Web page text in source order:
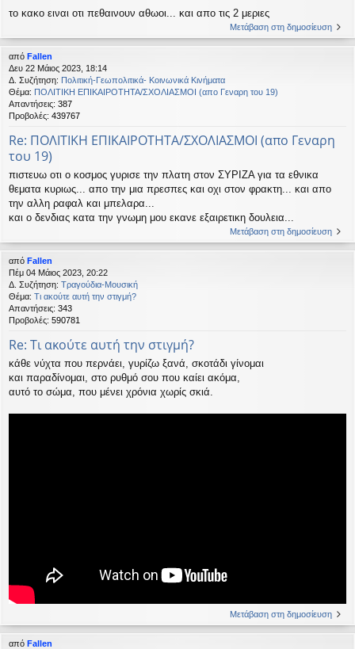
το κακο ειναι οτι πεθαινουν αθωοι... και απο τις 2 μεριες
Μετάβαση στη δημοσίευση
από Fallen
Δευ 22 Μάιος 2023, 18:14
Δ. Συζήτηση: Πολιτική-Γεωπολιτικά- Κοινωνικά Κινήματα
Θέμα: ΠΟΛΙΤΙΚΗ ΕΠΙΚΑΙΡΟΤΗΤΑ/ΣΧΟΛΙΑΣΜΟΙ (απο Γεναρη του 19)
Απαντήσεις: 387
Προβολές: 439767
Re: ΠΟΛΙΤΙΚΗ ΕΠΙΚΑΙΡΟΤΗΤΑ/ΣΧΟΛΙΑΣΜΟΙ (απο Γεναρη
του 19)
πιστευω οτι ο κοσμος γυρισε την πλατη στον ΣΥΡΙΖΑ για τα εθνικα
θεματα κυριως... απο την μια πρεσπες και οχι στον φρακτη... και απο
την αλλη ραφαλ και μπελαρα...
και ο δενδιας κατα την γνωμη μου εκανε εξαιρετικη δουλεια...
Μετάβαση στη δημοσίευση
από Fallen
Πέμ 04 Μάιος 2023, 20:22
Δ. Συζήτηση: Τραγούδια-Μουσική
Θέμα: Τι ακούτε αυτή την στιγμή?
Απαντήσεις: 343
Προβολές: 590781
Re: Τι ακούτε αυτή την στιγμή?
κάθε νύχτα που περνάει, γυρίζω ξανά, σκοτάδι γίνομαι
και παραδίνομαι, στο ρυθμό σου που καίει ακόμα,
αυτό το σώμα, που μένει χρόνια χωρίς σκιά.
Μετάβαση στη δημοσίευση
από Fallen